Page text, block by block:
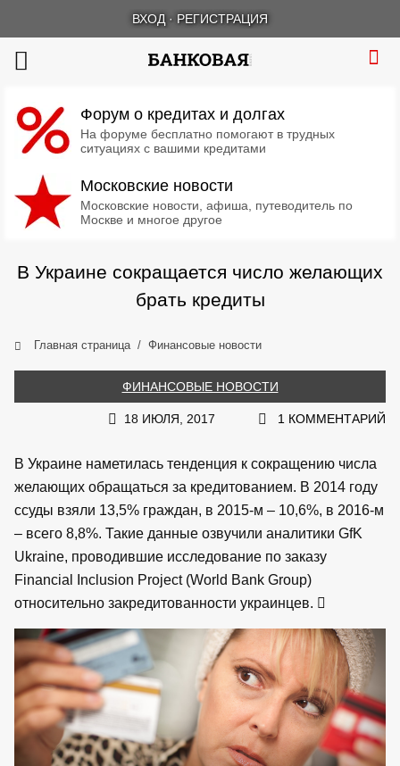
ВХОД · РЕГИСТРАЦИЯ
Форум о кредитах и долгах
На форуме бесплатно помогают в трудных
ситуациях с вашими кредитами
Московские новости
Московские новости, афиша, путеводитель по
Москве и многое другое
В Украине сокращается число желающих
брать кредиты
Главная страница Финансовые новости
ФИНАНСОВЫЕ НОВОСТИ
18 ИЮЛЯ, 2017 1 КОММЕНТАРИЙ
В Украине наметилась тенденция к сокращению числа
желающих обращаться за кредитованием. В 2014 году
ссуды взяли 13,5% граждан, в 2015-м – 10,6%, в 2016-м
– всего 8,8%. Такие данные озвучили аналитики GfK
Ukraine, проводившие исследование по заказу
Financial Inclusion Project (World Bank Group)
относительно закредитованности украинцев.